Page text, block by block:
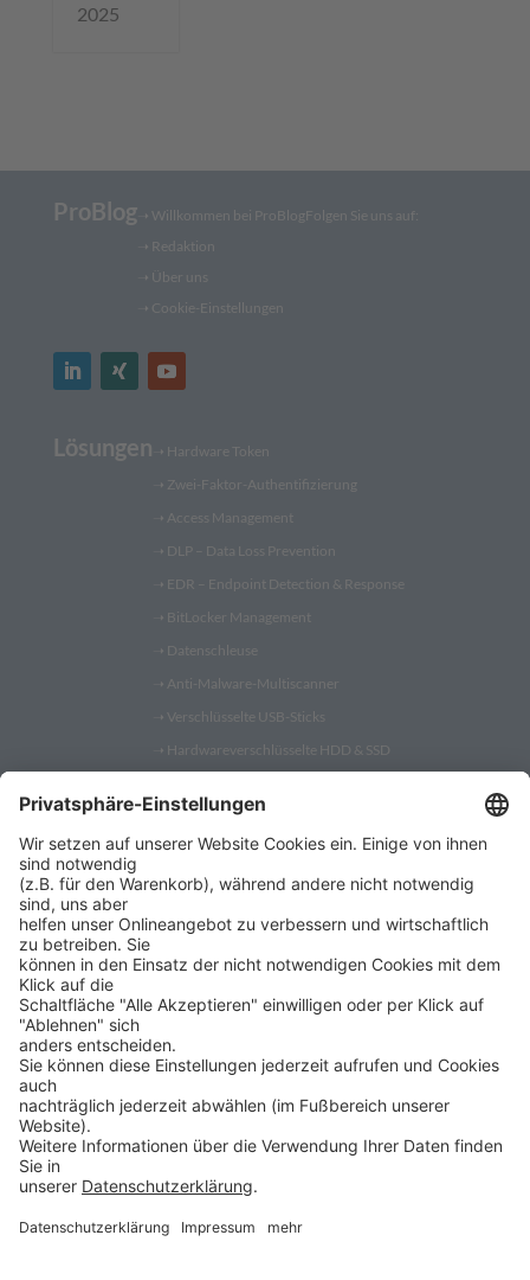
2025
ProBlog➝ Willkommen bei ProBlog
➝ Redaktion
➝ Über uns
➝ Cookie-Einstellungen
Folgen Sie uns auf:
Lösungen ➝ Hardware Token
➝ Zwei-Faktor-Authentifizierung
➝ Access Management
➝ DLP – Data Loss Prevention
➝ EDR – Endpoint Detection & Response
➝ BitLocker Management
➝ Datenschleuse
➝ Anti-Malware-Multiscanner
➝ Verschlüsselte USB-Sticks
➝ Hardwareverschlüsselte HDD & SSD
Shop ➝Security Token
➝YubiKey
➝Gatekeeper
➝ YubiKey 5
➝YubiKey Bio
➝ SafeToGo USB 3.1 Stick
➝Verschlüsselte USB-Sticks
➝Verschlüsselte Festplatten
➝Remote IT-Service Software
➝Security Software Lösungen
Shop ProSecurity